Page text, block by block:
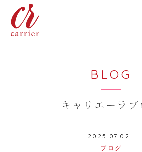
BLOG
キャリエーラブ
2025.07.02
ブログ